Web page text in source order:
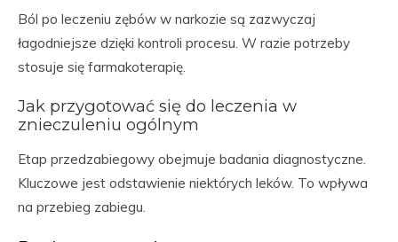
Ból po leczeniu zębów w narkozie są zazwyczaj
łagodniejsze dzięki kontroli procesu. W razie potrzeby
stosuje się farmakoterapię.
Jak przygotować się do leczenia w
znieczuleniu ogólnym
Etap przedzabiegowy obejmuje badania diagnostyczne.
Kluczowe jest odstawienie niektórych leków. To wpływa
na przebieg zabiegu.